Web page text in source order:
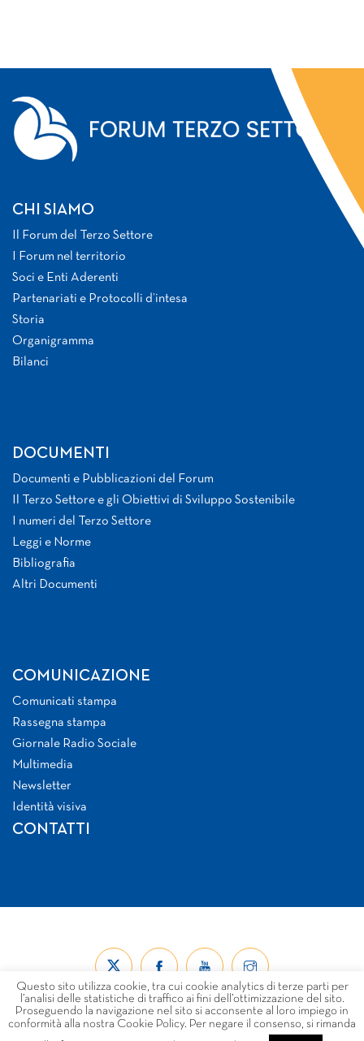
CHI SIAMO
Il Forum del Terzo Settore
I Forum nel territorio
Soci e Enti Aderenti
Partenariati e Protocolli d’intesa
Storia
Organigramma
Bilanci
DOCUMENTI
Documenti e Pubblicazioni del Forum
Il Terzo Settore e gli Obiettivi di Sviluppo Sostenibile
I numeri del Terzo Settore
Leggi e Norme
Bibliografia
Altri Documenti
COMUNICAZIONE
Comunicati stampa
Rassegna stampa
Giornale Radio Sociale
Multimedia
Newsletter
Identità visiva
CONTATTI
Questo sito utilizza cookie, tra cui cookie analytics di terze parti per
l’analisi delle statistiche di traffico ai fini dell’ottimizzazione del sito.
Proseguendo la navigazione nel sito si acconsente al loro impiego in
conformità alla nostra Cookie Policy. Per negare il consenso, si rimanda